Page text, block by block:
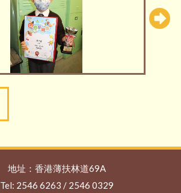
地址：香港薄扶林道69A
Tel: 2546 6263 / 2546 0329